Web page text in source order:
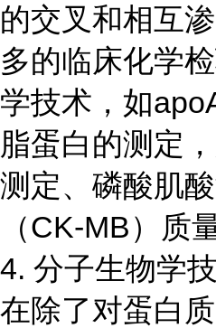
的交叉和相互
多的临床化学
学技术，如
脂蛋白的测定
测定、磷酸肌
（CK-MB）质
4. 分子生物学
在除了对蛋白